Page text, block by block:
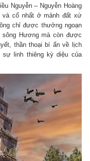
Nguyễn – Nguyễn Hoàng
và cổ nhất ở mảnh đất xứ
chỉ được thưởng ngoạn
Hương mà còn được
thần thoại bí ẩn về lịch
linh thiêng kỳ diệu của